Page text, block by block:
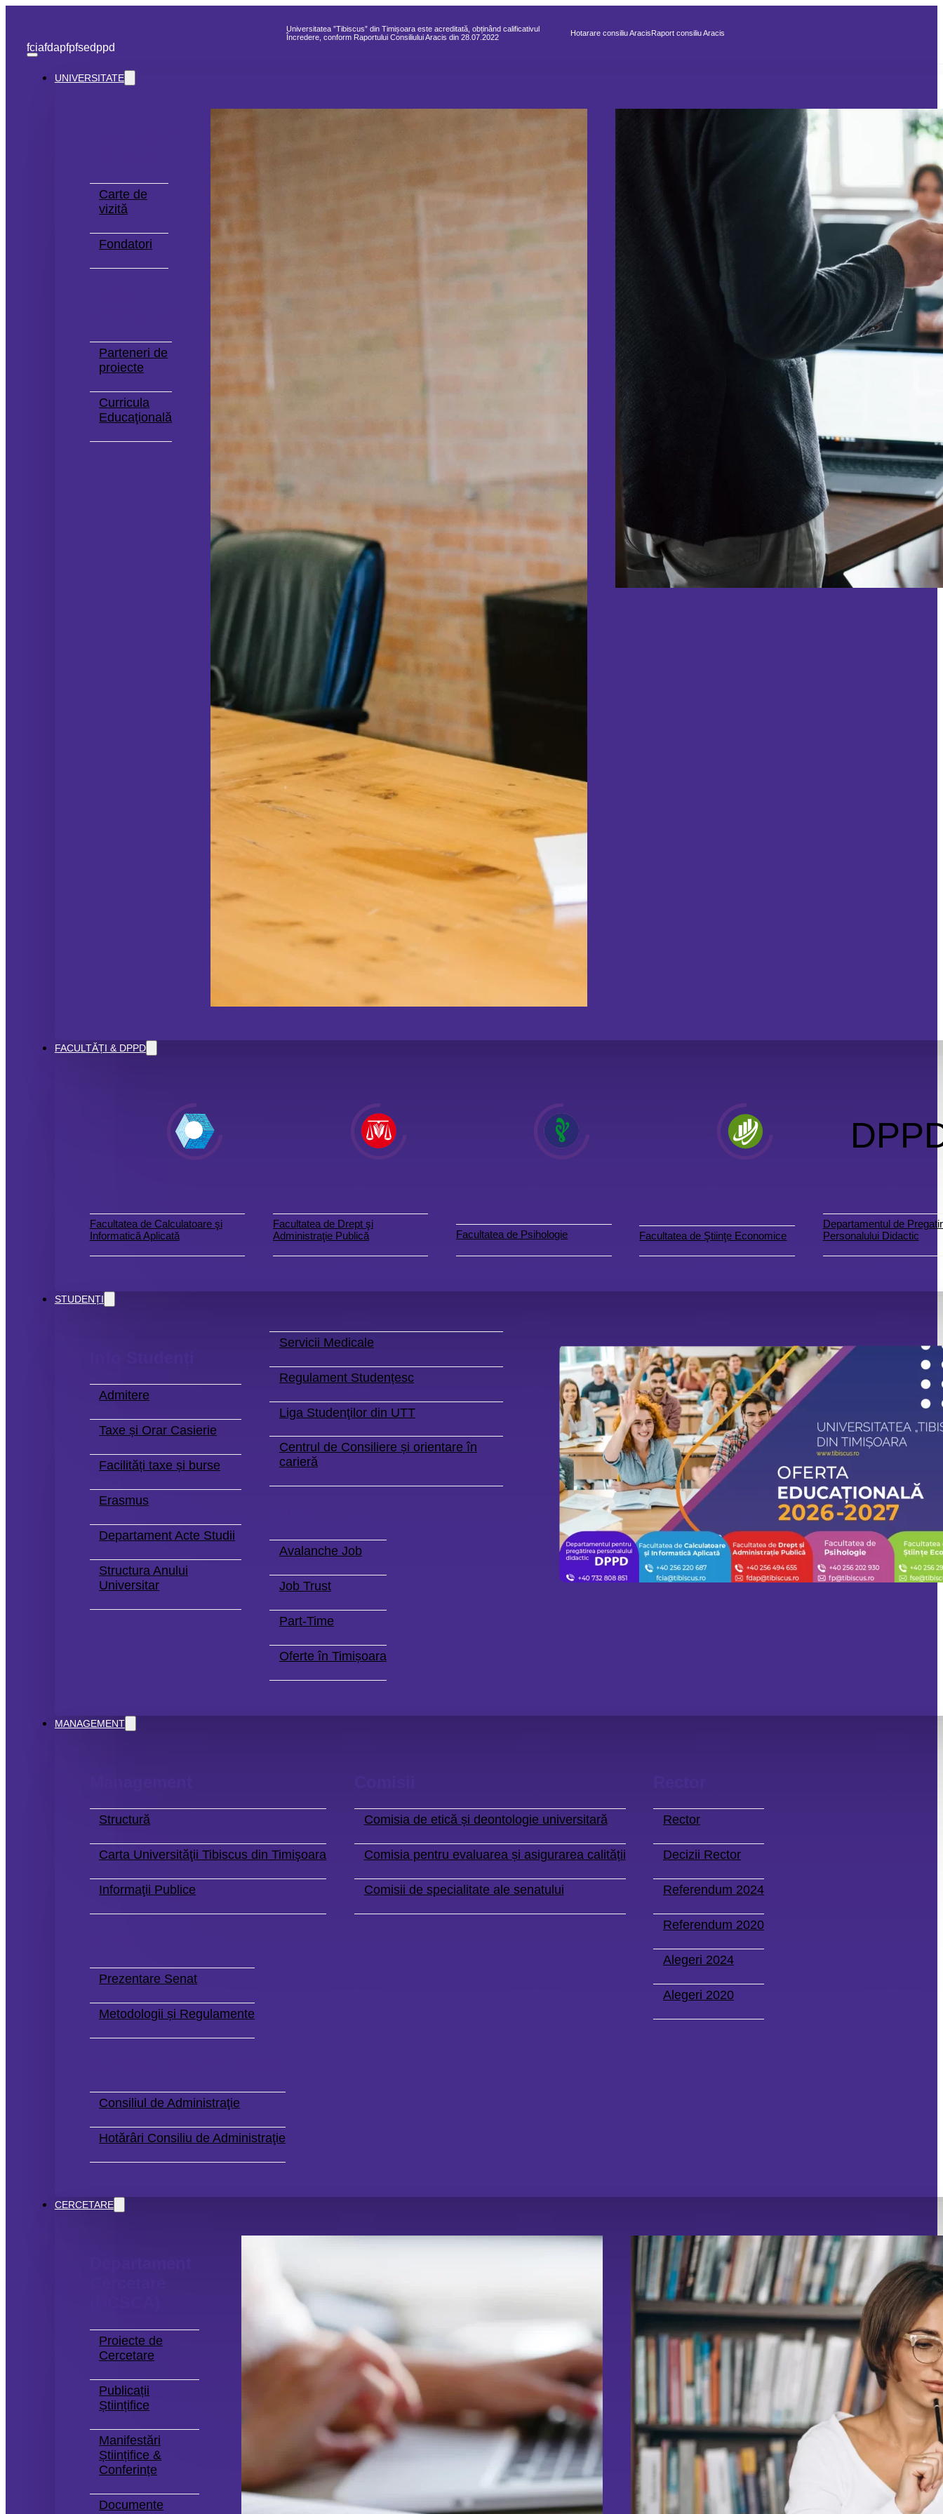
Universitatea ”Tibiscus” din Timișoara este acreditată, obținând calificativul
Încredere, conform Raportului Consiliului Aracis din 28.07.2022
Hotarare consiliu AracisRaport consiliu Aracis
fciafdapfpfsedppd
UNIVERSITATE
Carte de
vizită
Fondatori
Parteneri de
proiecte
Curricula
Educaţională
FACULTĂȚI & DPPD
Facultatea de Calculatoare şi
Informatică Aplicată
Facultatea de Drept şi
Administraţie Publică
Facultatea de Psihologie Facultatea de Ştiinţe Economice
Departamentul de
Personalului Didactic
STUDENȚI
Admitere
Taxe și Orar Casierie
Facilități taxe și burse
Erasmus
Departament Acte Studii
Structura Anului
Universitar
Servicii Medicale
Regulament Studențesc
Liga Studenţilor din UTT
Centrul de Consiliere și orientare în
carieră
Avalanche Job
Job Trust
Part-Time
Oferte în Timișoara
MANAGEMENT
Structură
Carta Universităţii Tibiscus din Timişoara
Informaţii Publice
Prezentare Senat
Metodologii și Regulamente
Consiliul de Administraţie
Hotărâri Consiliu de Administraţie
Comisia de etică și deontologie universitară
Comisia pentru evaluarea și asigurarea calității
Comisii de specialitate ale senatului
Rector
Decizii Rector
Referendum 2024
Referendum 2020
Alegeri 2024
Alegeri 2020
CERCETARE
Proiecte de
Cercetare
Publicații
Științifice
Manifestări
Științifice &
Conferințe
Documente